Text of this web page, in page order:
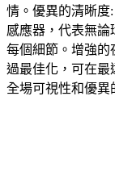
情。優異的清晰度
感應器，代表無論
每個細節。增強的
過最佳化，可在最
全場可視性和優異